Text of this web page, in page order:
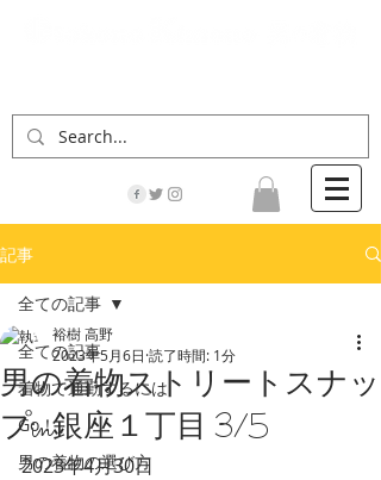
記事
全ての記事
着物で通勤するには
Go！
男の着物の選び方
全ての記事
男の着物ストリートスナッ
プin銀座１丁目 3/5
裕樹 高野
2023年5月6日 読了時間: 1分
2023年4月30日